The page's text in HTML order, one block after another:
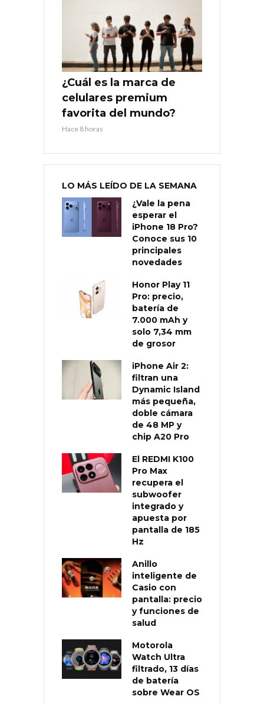
¿Cuál es la marca de
celulares premium
favorita del mundo?
Hace 8 horas
LO MÁS LEÍDO DE LA SEMANA
¿Vale la pena
esperar el
iPhone 18 Pro?
Conoce sus 10
principales
novedades
Honor Play 11
Pro: precio,
batería de
7.000 mAh y
solo 7,34 mm
de grosor
iPhone Air 2:
filtran una
Dynamic Island
más pequeña,
doble cámara
de 48 MP y
chip A20 Pro
El REDMI K100
Pro Max
recupera el
subwoofer
integrado y
apuesta por
pantalla de 185
Hz
Anillo
inteligente de
Casio con
pantalla: precio
y funciones de
salud
Motorola
Watch Ultra
filtrado, 13 días
de batería
sobre Wear OS